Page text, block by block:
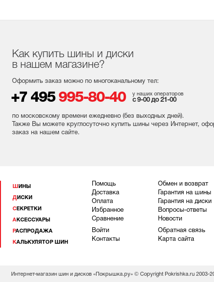
Как купить шины и диски
в нашем магазине?
Оформить заказ можно по многоканальному тел:
+7 495 995-80-40 у наших операторов
с 9-00 до 21-00
по московскому времени ежедневно (без выходных дней).
Также Вы можете круглосуточно купить шины через Интернет,
заказ на нашем сайте.
ШИНЫ
ДИСКИ
СЕКРЕТКИ
АКСЕССУАРЫ
РАСПРОДАЖА
КАЛЬКУЛЯТОР ШИН
Помощь
Доставка
Оплата
Избранное
Сравнение
Войти
Контакты
Обмен и возврат
Гарантия на шины
Гарантия на диски
Вопросы-ответы
Новости
Обратная связь
Карта сайта
Интернет-магазин шин и дисков «Покрышка.ру» © Copyright Pokrishka.ru 2003-